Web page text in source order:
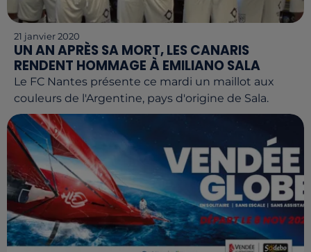
21 janvier 2020
UN AN APRÈS SA MORT, LES CANARIS
RENDENT HOMMAGE À EMILIANO SALA
Le FC Nantes présente ce mardi un maillot aux
couleurs de l'Argentine, pays d'origine de Sala.